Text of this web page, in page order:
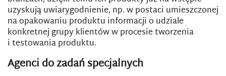
uzyskują uwiarygodnienie, np. w postaci umieszczonej
na opakowaniu produktu informacji o udziale
konkretnej grupy klientów w procesie tworzenia
i testowania produktu.
Agenci do zadań specjalnych